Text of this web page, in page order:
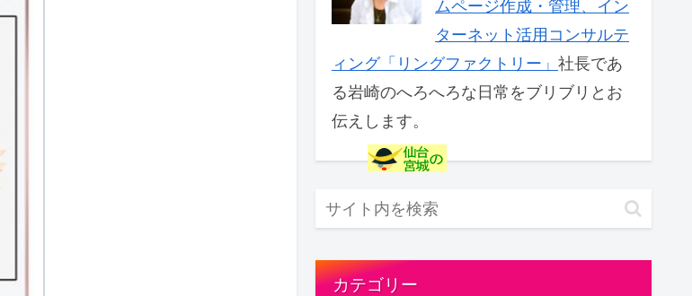
ムページ作成・管理、イン
ターネット活用コンサルテ
ィング「リングファクトリー」 社長であ
る岩崎のへろへろな日常をブリブリとお
伝えします。
カテゴリー